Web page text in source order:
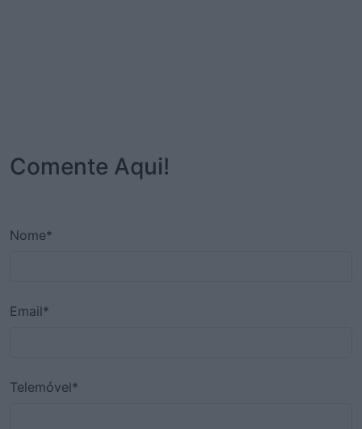
Comente Aqui!
Nome*
Email*
Telemóvel*